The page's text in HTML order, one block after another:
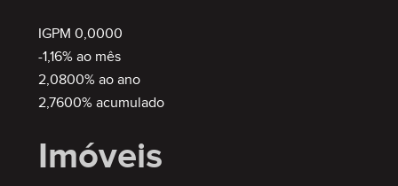
IGPM 0,0000
-1,16% ao mês
2,0800% ao ano
2,7600% acumulado
Imóveis